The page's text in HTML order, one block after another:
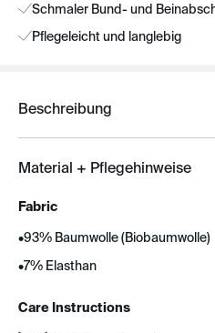
Schmaler Bund- und
Pflegeleicht und langlebig
Beschreibung
Material + Pflegehinweise
Fabric
•93% Baumwolle (Biobaumwolle)
•7% Elasthan
Care Instructions